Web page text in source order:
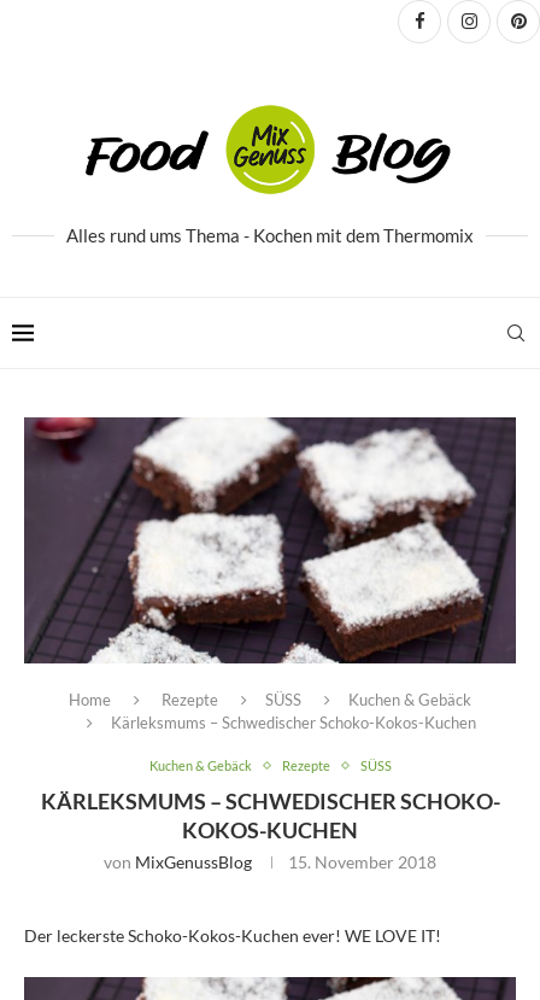
Alles rund ums Thema - Kochen mit dem Thermomix
Home Rezepte SÜSS
Kuchen & Gebäck
Kärleksmums – Schwedischer Schoko-Kokos-Kuchen
Kuchen & Gebäck Rezepte SÜSS
KÄRLEKSMUMS – SCHWEDISCHER SCHOKO-
KOKOS-KUCHEN
von MixGenussBlog 15. November 2018
Der leckerste Schoko-Kokos-Kuchen ever! WE LOVE IT!